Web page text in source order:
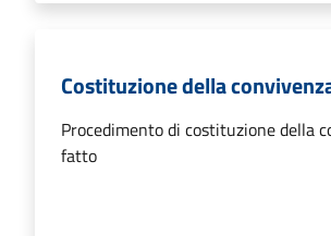
Costituzione della
Procedimento di costituzione della
fatto